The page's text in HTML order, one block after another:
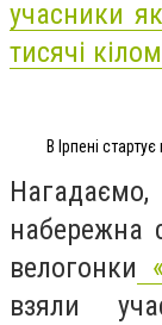
учасники
тисячі
В Ірпені
набережна
велогонки
взяли